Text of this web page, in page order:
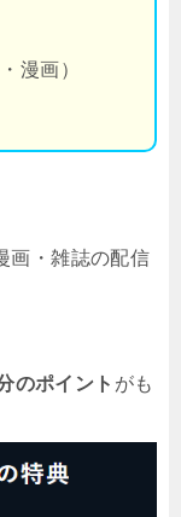
漫画）
画・雑誌の配信
のポイント がも